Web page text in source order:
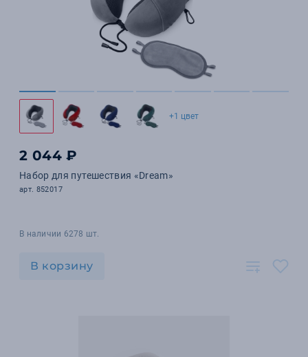
+1 цвет
2 044 ₽
Набор для путешествия «Dream»
арт. 852017
В наличии 6278 шт.
В корзину